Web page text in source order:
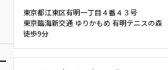
東京都江東区有明一丁目４番４３号
東京臨海新交通 ゆりかもめ 有明テニスの森
徒歩9分